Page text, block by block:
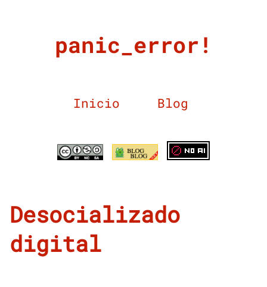
panic_error!
Inicio Blog
Desocializado
digital